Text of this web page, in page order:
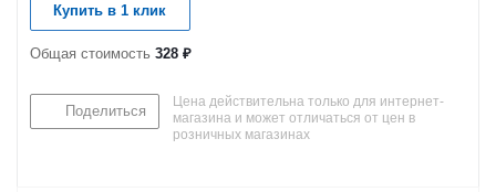
Купить в 1 клик
Общая стоимость 328 ₽
Поделиться
Цена действительна только для интернет-
магазина и может отличаться от цен в
розничных магазинах